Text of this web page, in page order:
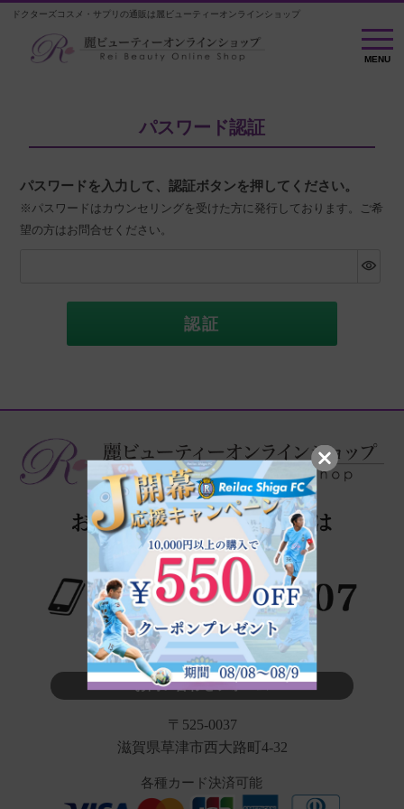
ドクターズコスメ・サプリの通販は麗ビューティーオンラインショップ
MENU
MENU
パスワード認証
パスワードを入力して、認証ボタンを押してください。
※パスワードはカウンセリングを受けた方に発行しております。ご希
望の方はお問合せください。
認証
※タップでお電話が繋がります
お問い合わせフォーム
〒525-0037
滋賀県草津市西大路町4-32
各種カード決済可能